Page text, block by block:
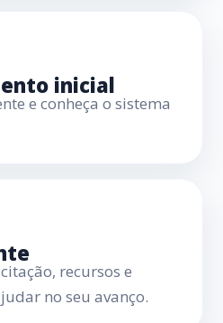
inicial
e conheça o sistema
recursos e
no seu avanço.